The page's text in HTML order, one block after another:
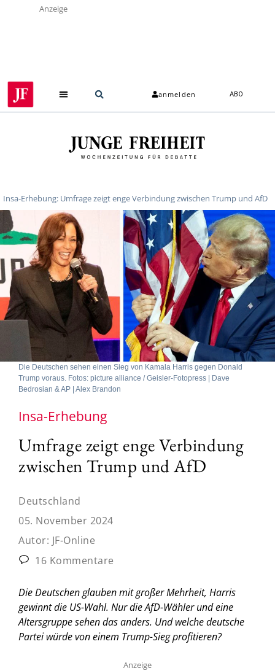
Anzeige
anmelden ABO
Insa-Erhebung: Umfrage zeigt enge Verbindung zwischen Trump und AfD
Die Deutschen sehen einen Sieg von Kamala Harris gegen Donald
Trump voraus. Fotos: picture alliance / Geisler-Fotopress | Dave
Bedrosian & AP | Alex Brandon
Insa-Erhebung
Umfrage zeigt enge Verbindung
zwischen Trump und AfD
Deutschland
05. November 2024
Autor: JF-Online
16 Kommentare
Die Deutschen glauben mit großer Mehrheit, Harris
gewinnt die US-Wahl. Nur die AfD-Wähler und eine
Altersgruppe sehen das anders. Und welche deutsche
Partei würde von einem Trump-Sieg profitieren?
Anzeige